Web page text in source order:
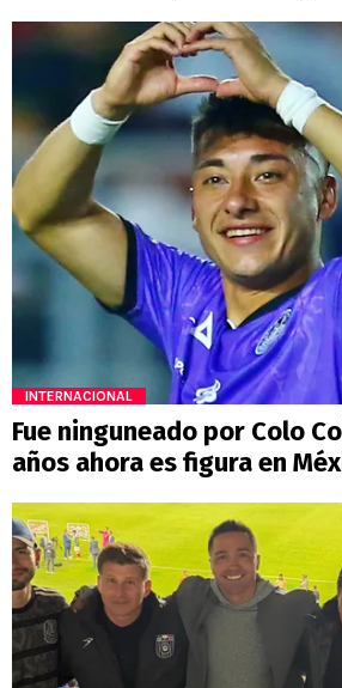
INTERNACIONAL
Fue ninguneado por Colo
años ahora es figura en